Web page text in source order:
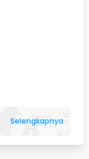
Selengkapnya